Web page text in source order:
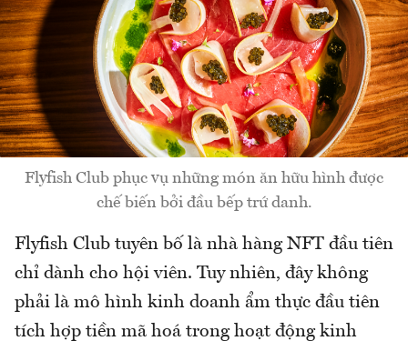
Flyfish Club phục vụ những món ăn hữu hình được
chế biến bởi đầu bếp trứ danh.
Flyfish Club tuyên bố là nhà hàng NFT đầu tiên
chỉ dành cho hội viên. Tuy nhiên, đây không
phải là mô hình kinh doanh ẩm thực đầu tiên
tích hợp tiền mã hoá trong hoạt động kinh